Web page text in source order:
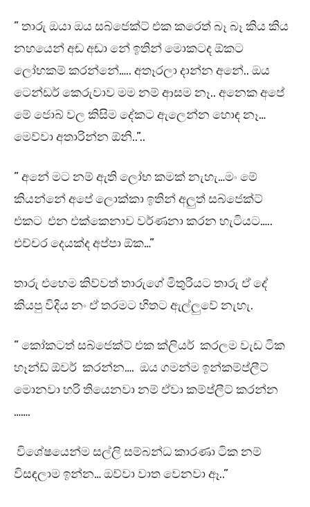
” තාරු ඔයා ඔය සබ්ජෙක්ට් එක කරෙත් බෑ බෑ කිය කිය
නහයෙන් අඬ අඬා නේ ඉතින් මොකටද ඕකට
ලෝභකම් කරන්නේ….. අතෑරලා දාන්න අනේ.. ඔය
ටෙන්ඩර් කෙරුවාව මම නම් ආසම නෑ.. අනෙක අපේ
මේ ජොබ් වල කිසිම දේකට ඇලෙන්න හොඳ නෑ…
මෙව්වා අතාරින්න ඕනි..”..
” අනේ මට නම් ඇති ලෝභ කමක් නැහැ…මං මේ
කියන්නේ අපේ ලොක්කා ඉතින් අලුත් සබ්ජෙක්ට්
එකට එන එක්කෙනාව වර්ණනා කරන හැටියට…..
එච්චර දෙයක්ද අප්පා ඕක…”
තාරු එහෙම කිව්වත් තාරුගේ මිතුරියට තාරු ඒ දේ
කියපු විදිය නං ඒ තරමට හිතට ඇල්ලුවේ නැහැ.
” කෝකටත් සබ්ජෙක්ට් එක ක්ලියර් කරලම වැඩ ටික
හෑන්ඩ් ඕවර් කරන්න…. ඔය ගමන්ම ඉන්කම්ප්ලීට්
මොනවා හරි තියෙනවා නම් ඒවා කම්ප්ලීට් කරන්න
…….
විශේෂයෙන්ම සල්ලි සම්බන්ධ කාරණා ටික නම්
විසඳලාම ඉන්න… ඔව්වා වාත වෙනවා ඈ..”